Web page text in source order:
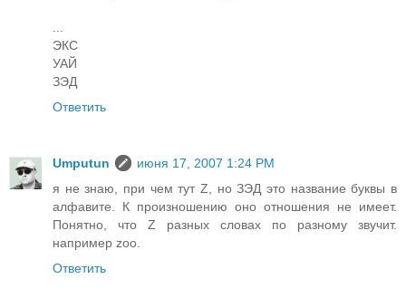
ЭКС
УАЙ
ЗЭД
Ответить
Umputun
июня 17, 2007 1:24 PM
я не знаю, при чем тут Z, но ЗЭД это название буквы в
алфавите. К произношению оно отношения не имеет.
Понятно, что Z разных словах по разному звучит.
например zoo.
Ответить